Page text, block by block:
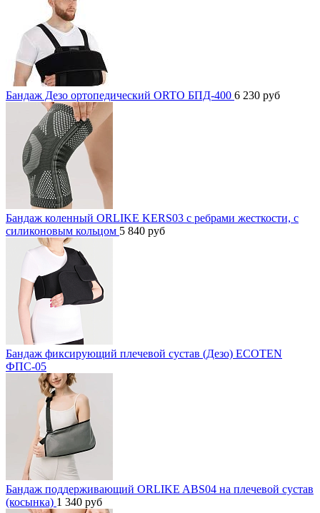
Бандаж Дезо ортопедический ORTO БПД-400 6 230 руб
Бандаж коленный ORLIKE KERS03 с ребрами жесткости, с
силиконовым кольцом 5 840 руб
Бандаж фиксирующий плечевой сустав (Дезо) ECOTEN
ФПС-05
Бандаж поддерживающий ORLIKE ABS04 на плечевой сустав
(косынка) 1 340 руб